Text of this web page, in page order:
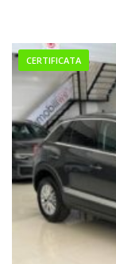
CERTIFICATA